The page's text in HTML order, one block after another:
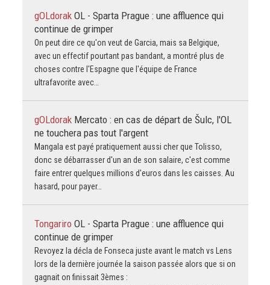
gOLdorak OL - Sparta Prague : une affluence qui
continue de grimper
On peut dire ce qu'on veut de Garcia, mais sa Belgique,
avec un effectif pourtant pas bandant, a montré plus de
choses contre l'Espagne que l'équipe de France
ultrafavorite avec…
gOLdorak Mercato : en cas de départ de Šulc, l'OL
ne touchera pas tout l'argent
Mangala est payé pratiquement aussi cher que Tolisso,
donc se débarrasser d'un an de son salaire, c'est comme
faire entrer quelques millions d'euros dans les caisses. Au
hasard, pour payer…
Tongariro OL - Sparta Prague : une affluence qui
continue de grimper
Revoyez la décla de Fonseca juste avant le match vs Lens
lors de la dernière journée la saison passée alors que si on
gagnait on finissait 3èmes :